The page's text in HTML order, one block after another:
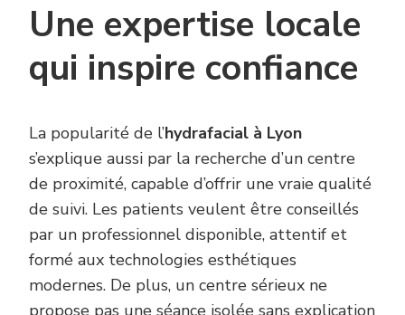
Une expertise locale
qui inspire confiance
La popularité de l’hydrafacial à Lyon
s’explique aussi par la recherche d’un centre
de proximité, capable d’offrir une vraie qualité
de suivi. Les patients veulent être conseillés
par un professionnel disponible, attentif et
formé aux technologies esthétiques
modernes. De plus, un centre sérieux ne
propose pas une séance isolée sans explication